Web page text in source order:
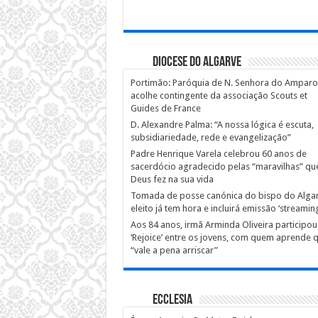
Diocese do Algarve
Portimão: Paróquia de N. Senhora do Amparo
acolhe contingente da associação Scouts et
Guides de France
D. Alexandre Palma: “A nossa lógica é escuta,
subsidiariedade, rede e evangelização”
Padre Henrique Varela celebrou 60 anos de
sacerdócio agradecido pelas “maravilhas”
Deus fez na sua vida
Tomada de posse canónica do bispo do
eleito já tem hora e incluirá emissão
Aos 84 anos, irmã Arminda Oliveira
‘Rejoice’ entre os jovens, com quem aprende
“vale a pena arriscar”
Ecclesia